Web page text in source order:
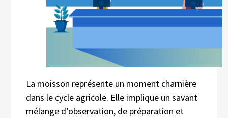
La moisson représente un moment charnière
dans le cycle agricole. Elle implique un savant
mélange d’observation, de préparation et